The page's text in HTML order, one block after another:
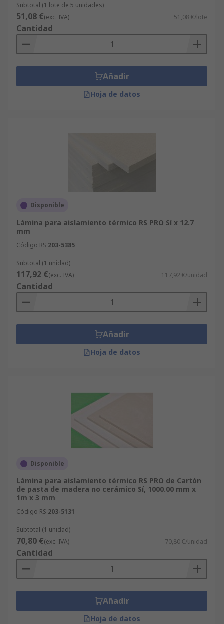
Subtotal (1 lote de 5 unidades)
51,08 €(exc. IVA) 51,08 €/lote
Cantidad
Añadir
Hoja de datos
Disponible
Lámina para aislamiento térmico RS PRO Sí x 12.7
mm
Código RS 203-5385
Subtotal (1 unidad)
117,92 €(exc. IVA) 117,92 €/unidad
Cantidad
Añadir
Hoja de datos
Disponible
Lámina para aislamiento térmico RS PRO de Cartón
de pasta de madera no cerámico Sí, 1000.00 mm x
1m x 3 mm
Código RS 203-5131
Subtotal (1 unidad)
70,80 €(exc. IVA) 70,80 €/unidad
Cantidad
Añadir
Hoja de datos